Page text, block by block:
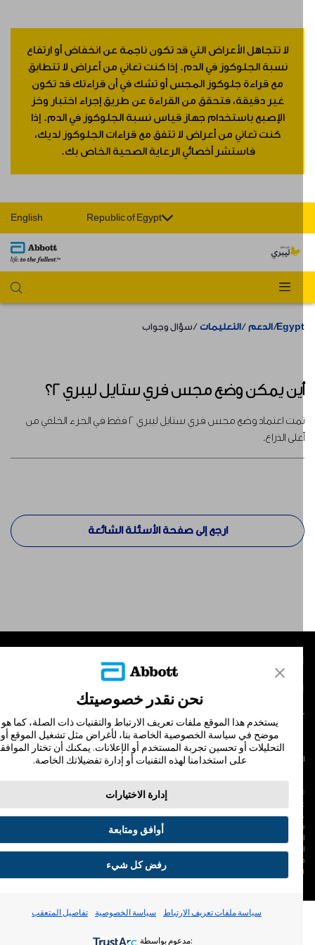
لا تتجاهل الأعراض التي قد تكون ناجمة عن انخفاض أو ارتفاع
نسبة الجلوكوز في الدم. إذا كنت تعاني من أعراض لا تتطابق
مع قراءة جلوكوز المجس أو تشك في أن قراءتك قد تكون
غير دقيقة، فتحقق من القراءة عن طريق إجراء اختبار وخز
الإصبع باستخدام جهاز قياس نسبة الجلوكوز في الدم. إذا
كنت تعاني من أعراض لا تتفق مع قراءات الجلوكوز لديك،
فاستشر أخصائي الرعاية الصحية الخاص بك.
Republic of Egypt
English
الدعم التعليمات سؤال وجواب
يمكن وضع مجس فري ستايل ليبري 2؟
تمت اعتماد وضع مجس فري ستايل ليبري 2 فقط في الجزء الخلفي من
الذراع.
ارجع إلى صفحة الأسئلة الشائعة
والأحكام سياسة الخصوصية
المجس، فري ستايل، وليبري، والعلامات التجارية ذات الصلة هي علامات لشركة أبوت
لا يجوز استخدام أي علامة تجارية أو الاسم التجاري أو المظهر التجاري لأبوت في هذا الموقع
دون الحصول على إذن كتابي مسبق من أبوت، إلا لتحديد منتج أو خدمات الشركة. هذا
والمعلومات التي تحتويه مقصودة لسكان دولة جمهورية مصر العربية فقط. إن
والبيانات الواردة صورية لأغراض توضيحية فقط. ولا تمثل مريضًا حقيقيًا أو بيانات
ADC-53188-
تفضيلات ملفات تعريف الارتباط
نحن نقدر خصوصيتك
يستخدم هذا الموقع ملفات تعريف الارتباط والتقنيات ذات الصلة، كما هو
موضح في سياسة الخصوصية الخاصة بنا، لأغراض مثل تشغيل الموقع أو
التحليلات أو تحسين تجربة المستخدم أو الإعلانات. يمكنك أن تختار الموافقة
على استخدامنا لهذه التقنيات أو إدارة تفضيلاتك الخاصة.
إدارة الاختيارات
أوافق ومتابعة
رفض كل شيء
سياسة ملفات تعريف الارتباط سياسة الخصوصية تفاصيل المتعقب
:مدعوم بواسطة